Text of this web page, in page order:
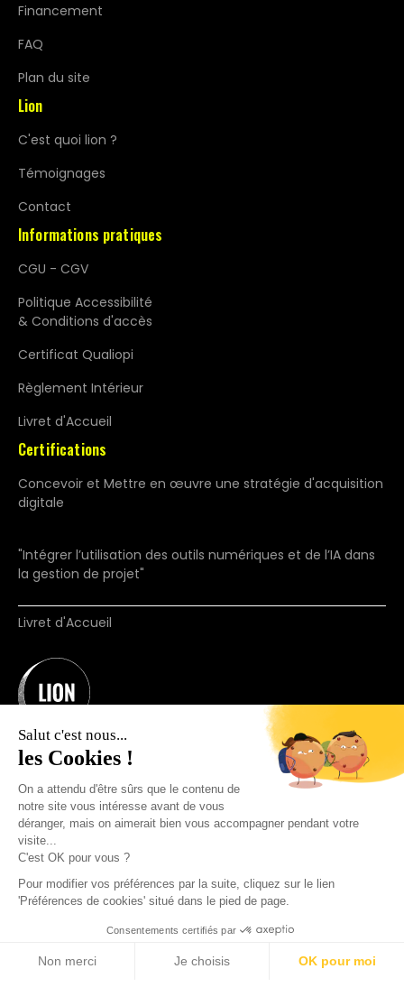
Financement
FAQ
Plan du site
Lion
C'est quoi lion ?
Témoignages
Contact
Informations pratiques
CGU - CGV
Politique Accessibilité
& Conditions d'accès
Certificat Qualiopi
Règlement Intérieur
Livret d'Accueil
Certifications
Concevoir et Mettre en œuvre une stratégie d'acquisition
digitale
"Intégrer l’utilisation des outils numériques et de l’IA dans
la gestion de projet"
Livret d'Accueil
Organisme de formation N°11755660875.
(ne vaut pas agrément)
© 2025 Join Lion. Tous droits réservés.
Salut c'est nous...
les Cookies !
On a attendu d'être sûrs que le contenu de
notre site vous intéresse avant de vous
déranger, mais on aimerait bien vous accompagner pendant votre
visite...
C'est OK pour vous ?
Pour modifier vos préférences par la suite, cliquez sur le lien
'Préférences de cookies' situé dans le pied de page.
Consentements certifiés par
Non merci Je choisis OK pour moi